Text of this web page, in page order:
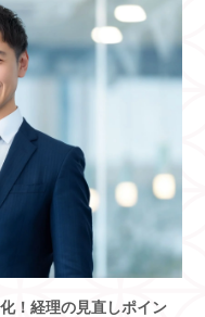
！経理の見直しポイン